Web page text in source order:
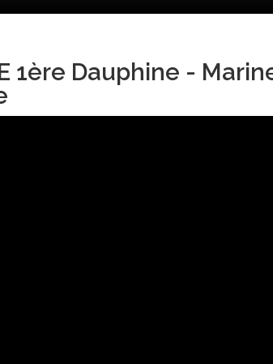
1ère Dauphine -